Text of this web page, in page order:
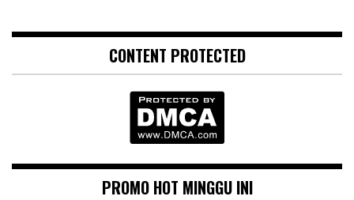
CONTENT PROTECTED
PROMO HOT MINGGU INI